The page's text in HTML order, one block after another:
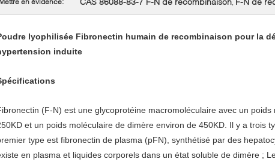
,
lyophilisée Fibronectin humain de recombinaison pour la
induite
(F-N) est une glycoprotéine macromoléculaire avec un
et un poids moléculaire de dimère environ de 450KD. Il y a trois
type est fibronectin de plasma (pFN), synthétisé par des
en plasma et liquides corporels dans un état soluble de dimère ;